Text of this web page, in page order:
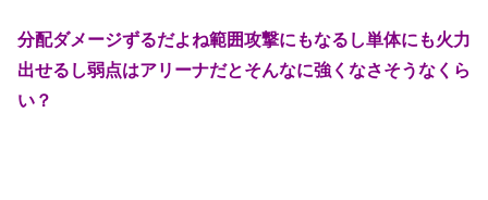
分配ダメージずるだよね範囲攻撃にもなるし単体にも火力
出せるし弱点はアリーナだとそんなに強くなさそうなくら
い？